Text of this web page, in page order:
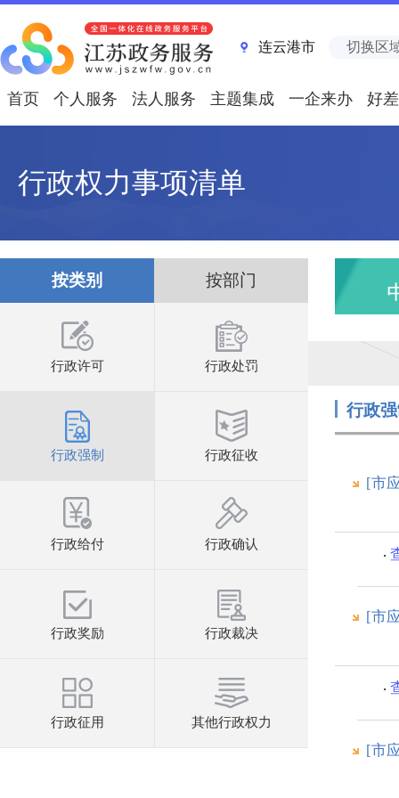
连云港市 切换区
首页 个人服务 法人服务 主题集成 一企来办 好
行政权力事项清单
按类别 按部门
行政许可 行政处罚
行政强制 行政征收
行政给付 行政确认
行政奖励 行政裁决
行政征用 其他行政权力
行政
[市
[市
[市